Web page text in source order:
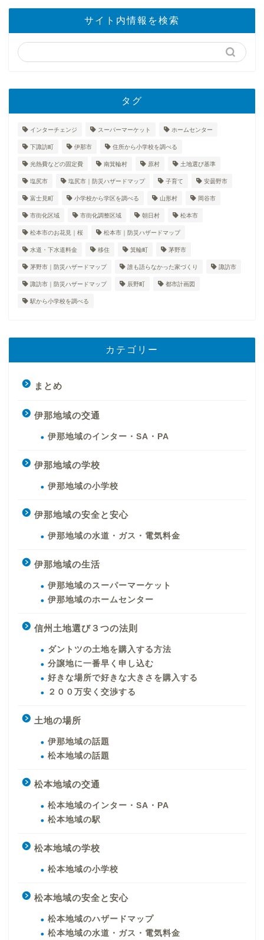
サイト内情報を検索
タグ
インターチェンジ スーパーマーケット ホームセンター
下諏訪町 伊那市 住所から小学校を調べる
光熱費などの固定費 南箕輪村 原村 土地選び基準
塩尻市 塩尻市｜防災ハザードマップ 子育て 安曇野市
富士見町 小学校から学区を調べる 山形村 岡谷市
市街化区域 市街化調整区域 朝日村 松本市
松本市のお花見｜桜 松本市｜防災ハザードマップ
水道・下水道料金 移住 箕輪町 茅野市
茅野市｜防災ハザードマップ 誰も語らなかった家づくり 諏訪市
諏訪市｜防災ハザードマップ 辰野町 都市計画図
駅から小学校を調べる
カテゴリー
まとめ
伊那地域の交通
伊那地域のインター・SA・PA
伊那地域の学校
伊那地域の小学校
伊那地域の安全と安心
伊那地域の水道・ガス・電気料金
伊那地域の生活
伊那地域のスーパーマーケット
伊那地域のホームセンター
信州土地選び３つの法則
ダントツの土地を購入する方法
分譲地に一番早く申し込む
好きな場所で好きな大きさを購入する
２００万安く交渉する
土地の場所
伊那地域の話題
松本地域の話題
松本地域の交通
松本地域のインター・SA・PA
松本地域の駅
松本地域の学校
松本地域の小学校
松本地域の安全と安心
松本地域のハザードマップ
松本地域の水道・ガス・電気料金